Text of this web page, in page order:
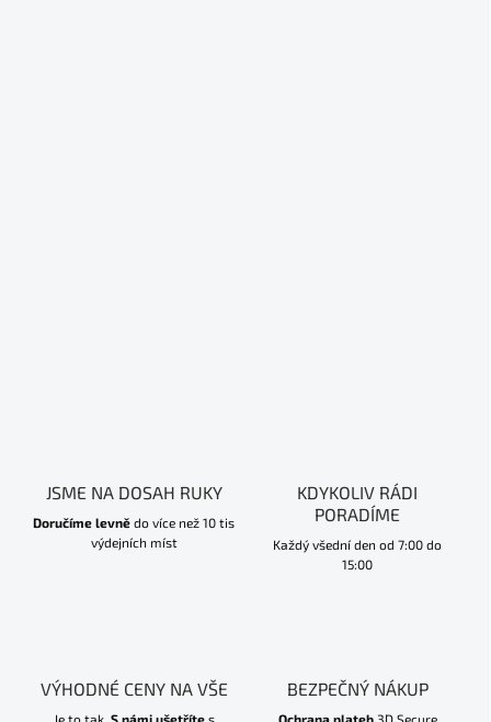
JSME NA DOSAH RUKY
Doručíme levně do více než 10 tis
výdejních míst
KDYKOLIV RÁDI
PORADÍME
Každý všední den od 7:00 do
15:00
VÝHODNÉ CENY NA VŠE BEZPEČNÝ NÁKUP